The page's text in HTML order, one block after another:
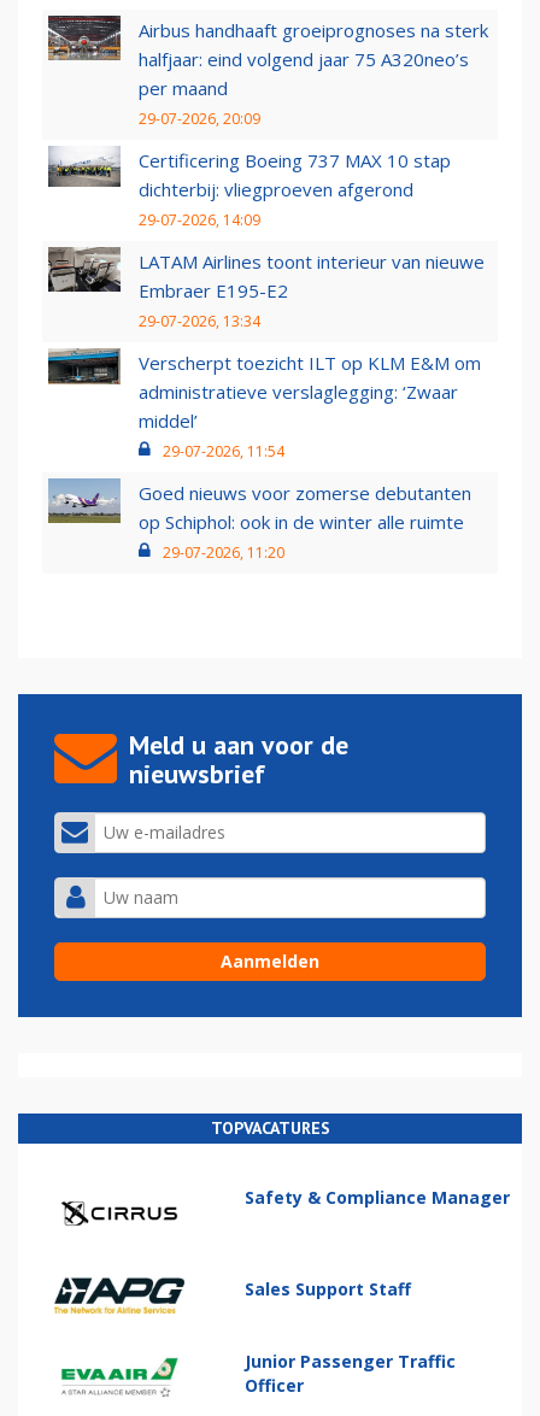
Airbus handhaaft groeiprognoses na sterk
halfjaar: eind volgend jaar 75 A320neo’s
per maand
29-07-2026, 20:09
Certificering Boeing 737 MAX 10 stap
dichterbij: vliegproeven afgerond
29-07-2026, 14:09
LATAM Airlines toont interieur van nieuwe
Embraer E195-E2
29-07-2026, 13:34
Verscherpt toezicht ILT op KLM E&M om
administratieve verslaglegging: ‘Zwaar
middel’
29-07-2026, 11:54
Goed nieuws voor zomerse debutanten
op Schiphol: ook in de winter alle ruimte
29-07-2026, 11:20
Meld u aan voor de
nieuwsbrief
TOPVACATURES
Safety & Compliance Manager
Sales Support Staff
Junior Passenger Traffic
Officer